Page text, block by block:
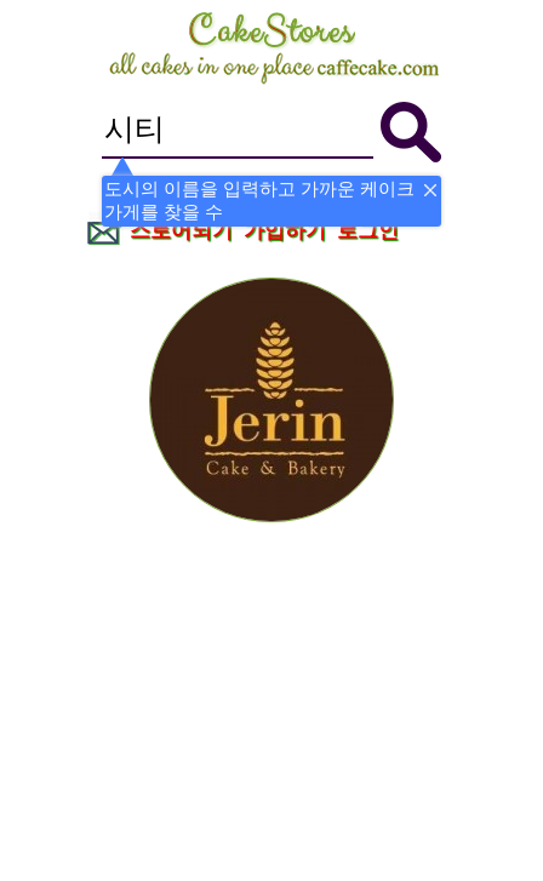
도시의 이름을 입력하고 가까운 케이크
가게를 찾을 수
스토어되기 가입하기 로그인